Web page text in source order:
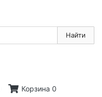
Найти
Корзина 0